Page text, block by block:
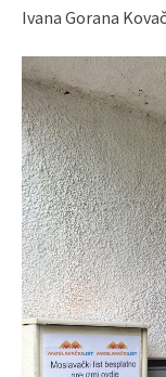
Ivana Gorana